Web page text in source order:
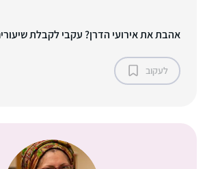
אהבת את אירועי הדרן? עקבי לקבלת
לעקוב